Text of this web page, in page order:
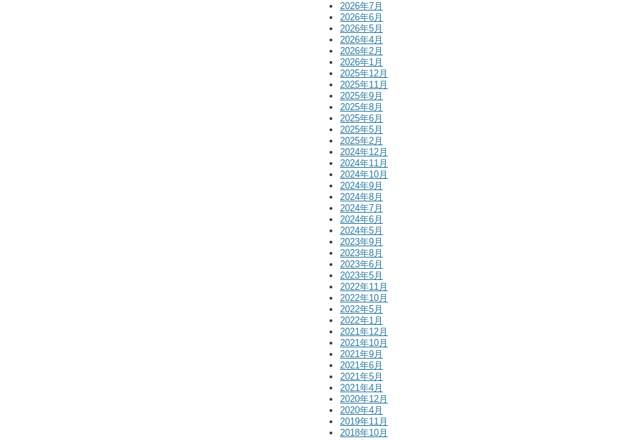
2026年7月
2026年6月
2026年5月
2026年4月
2026年2月
2026年1月
2025年12月
2025年11月
2025年9月
2025年8月
2025年6月
2025年5月
2025年2月
2024年12月
2024年11月
2024年10月
2024年9月
2024年8月
2024年7月
2024年6月
2024年5月
2023年9月
2023年8月
2023年6月
2023年5月
2022年11月
2022年10月
2022年5月
2022年1月
2021年12月
2021年10月
2021年9月
2021年6月
2021年5月
2021年4月
2020年12月
2020年4月
2019年11月
2018年10月